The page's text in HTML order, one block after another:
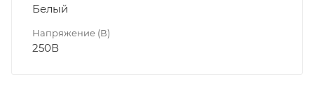
Белый
Напряжение (В)
250В